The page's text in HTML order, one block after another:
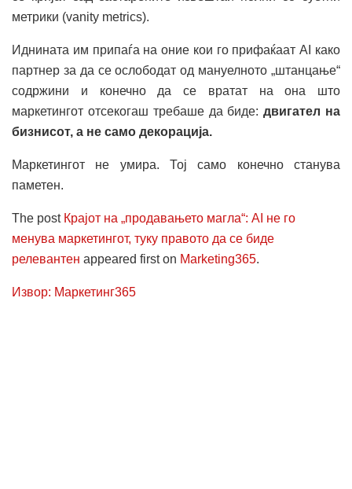
метрики (vanity metrics).
Иднината им припаѓа на оние кои го прифаќаат AI како
партнер за да се ослободат од мануелното „штанцање“
содржини и конечно да се вратат на она што
маркетингот отсекогаш требаше да биде:двигател на
бизнисот, а не само декорација.
Маркетингот не умира. Тој само конечно станува
паметен.
The post Крајот на „продавањето магла“: AI не го
менува маркетингот, туку правото да се биде
релевантен appeared first on Marketing365.
Извор: Маркетинг365